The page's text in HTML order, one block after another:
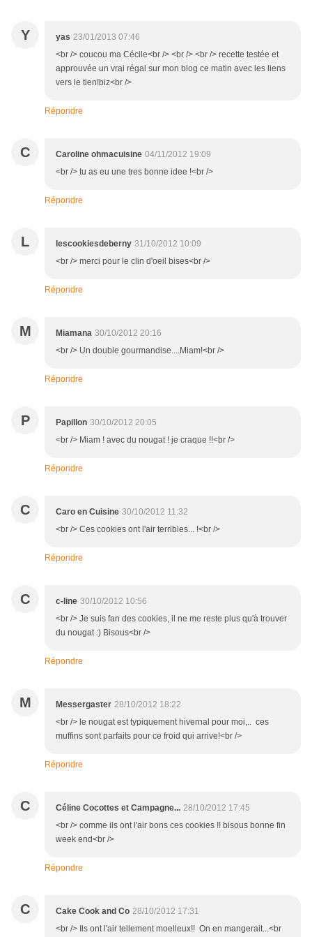
Y yas 23/01/2013 07:46
<br /> coucou ma Cécile<br /> <br /> <br /> recette testée et
approuvée un vrai régal sur mon blog ce matin avec les liens
vers le tien!biz<br />
Répondre
C Caroline ohmacuisine 04/11/2012 19:09
<br /> tu as eu une tres bonne idee !<br />
Répondre
L lescookiesdeberny 31/10/2012 10:09
<br /> merci pour le clin d'oeil bises<br />
Répondre
M Miamana 30/10/2012 20:16
<br /> Un double gourmandise....Miam!<br />
Répondre
P Papillon 30/10/2012 20:05
<br /> Miam ! avec du nougat ! je craque !!<br />
Répondre
C Caro en Cuisine 30/10/2012 11:32
<br /> Ces cookies ont l'air terribles... !<br />
Répondre
C c-line 30/10/2012 10:56
<br /> Je suis fan des cookies, il ne me reste plus qu'à trouver
du nougat :) Bisous<br />
Répondre
M Messergaster 28/10/2012 18:22
<br /> le nougat est typiquement hivernal pour moi,.. ces
muffins sont parfaits pour ce froid qui arrive!<br />
Répondre
C Céline Cocottes et Campagne... 28/10/2012 17:45
<br /> comme ils ont l'air bons ces cookies !! bisous bonne fin
week end<br />
Répondre
C Cake Cook and Co 28/10/2012 17:31
<br /> Ils ont l'air tellement moelleux!! On en mangerait...<br